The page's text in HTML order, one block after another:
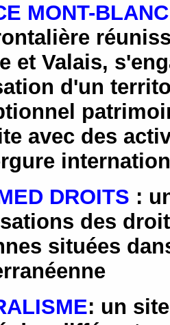
MONT-BLANC
et Valais,
d'un
avec des
DROITS :
des
situées
: un